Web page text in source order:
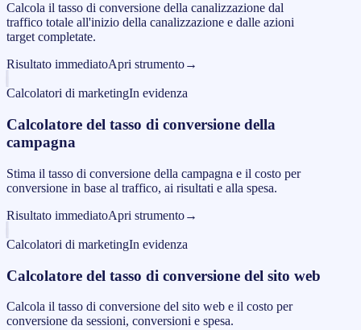
Calcola il tasso di conversione della canalizzazione dal
traffico totale all'inizio della canalizzazione e dalle azioni
target completate.
Risultato immediatoApri strumento→
Calcolatori di marketingIn evidenza
Calcolatore del tasso di conversione della
campagna
Stima il tasso di conversione della campagna e il costo per
conversione in base al traffico, ai risultati e alla spesa.
Risultato immediatoApri strumento→
Calcolatori di marketingIn evidenza
Calcolatore del tasso di conversione del sito web
Calcola il tasso di conversione del sito web e il costo per
conversione da sessioni, conversioni e spesa.